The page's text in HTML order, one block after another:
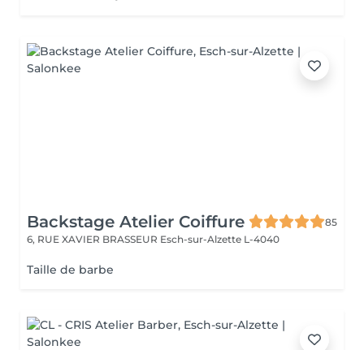
Backstage Atelier Coiffure
85
6, RUE XAVIER BRASSEUR Esch-sur-Alzette L-4040
Taille de barbe